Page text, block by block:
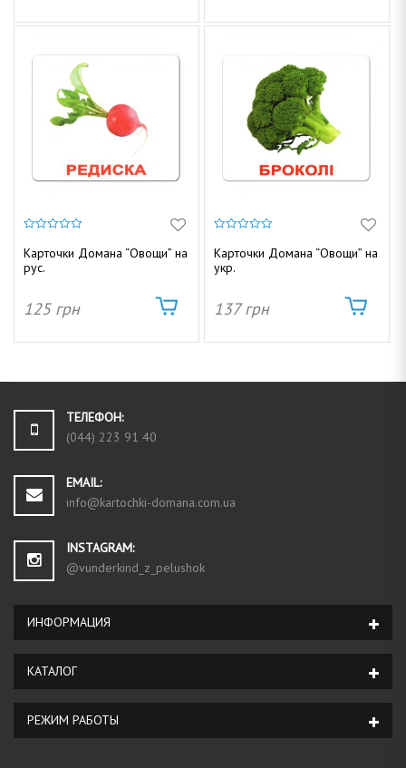
и
з
5
Карточки Домана “Овощи” на
рус.
125 грн
и
з
5
Карточки Домана “Овощи” на
укр.
137грн
ТЕЛЕФОН:
(044) 223 91 40
EMAIL:
info@kartochki-domana.com.ua
INSTAGRAM:
@vunderkind_z_pelushok
ИНФОРМАЦИЯ
КАТАЛОГ
РЕЖИМ РАБОТЫ